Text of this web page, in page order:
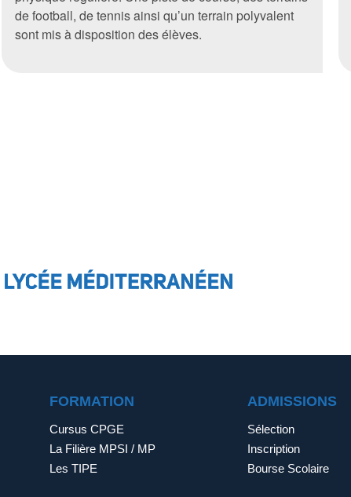
de football, de tennis ainsi qu’un terrain polyvalent
sont mis à disposition des élèves.
FORMATION
Cursus CPGE
La Filière MPSI / MP
Les TIPE
ADMISSIONS
Sélection
Inscription
Bourse Scolaire